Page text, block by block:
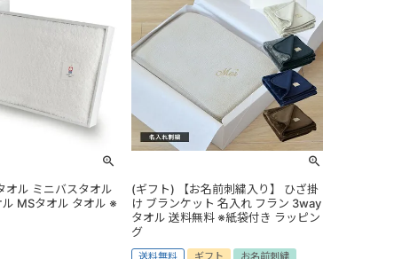
オル ミニバスタオル
MSタオル タオル ※
(ギフト) 【お名前刺繍入り】 ひざ掛
け ブランケット 名入れ フラン 3way
タオル 送料無料 ※紙袋付き ラッピン
グ
送料無料 ギフト お名前刺繍